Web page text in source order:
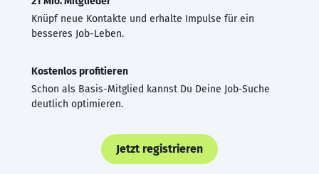
Knüpf neue Kontakte und erhalte Impulse für ein
besseres Job-Leben.
Kostenlos profitieren
Schon als Basis-Mitglied kannst Du Deine Job-Suche
deutlich optimieren.
Jetzt registrieren